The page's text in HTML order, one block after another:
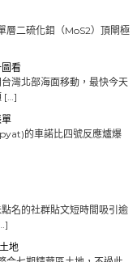
層二硫化鉬（MoS2）頂閘極
看
灣北部海面移動，最快今天
[…]
的車諾比四號反應爐爆
名的社群貼文短時間吸引逾
地